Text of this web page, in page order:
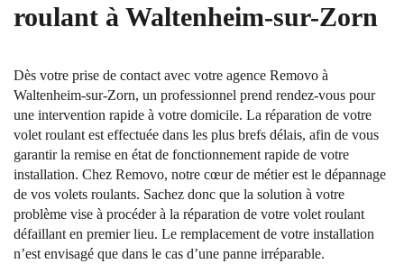
roulant à Waltenheim-sur-Zorn
Dès votre prise de contact avec votre agence Removo à
Waltenheim-sur-Zorn, un professionnel prend rendez-vous pour
une intervention rapide à votre domicile. La réparation de votre
volet roulant est effectuée dans les plus brefs délais, afin de vous
garantir la remise en état de fonctionnement rapide de votre
installation. Chez Removo, notre cœur de métier est le dépannage
de vos volets roulants. Sachez donc que la solution à votre
problème vise à procéder à la réparation de votre volet roulant
défaillant en premier lieu. Le remplacement de votre installation
n’est envisagé que dans le cas d’une panne irréparable.